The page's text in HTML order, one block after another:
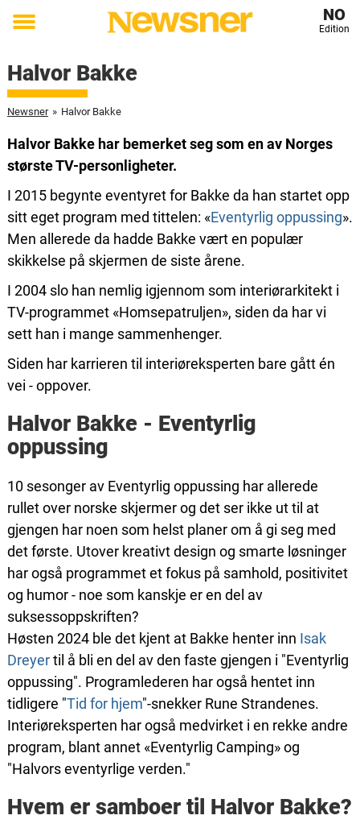
Toggle
NO
Edition
Halvor Bakke
Newsner » Halvor Bakke
Halvor Bakke har bemerket seg som en av Norges
største TV-personligheter.
I 2015 begynte eventyret for Bakke da han startet opp
sitt eget program med tittelen: «Eventyrlig oppussing».
Men allerede da hadde Bakke vært en populær
skikkelse på skjermen de siste årene.
I 2004 slo han nemlig igjennom som interiørarkitekt i
TV-programmet «Homsepatruljen», siden da har vi
sett han i mange sammenhenger.
Siden har karrieren til interiøreksperten bare gått én
vei - oppover.
Halvor Bakke - Eventyrlig
oppussing
10 sesonger av Eventyrlig oppussing har allerede
rullet over norske skjermer og det ser ikke ut til at
gjengen har noen som helst planer om å gi seg med
det første. Utover kreativt design og smarte løsninger
har også programmet et fokus på samhold, positivitet
og humor - noe som kanskje er en del av
suksessoppskriften?
Høsten 2024 ble det kjent at Bakke henter inn Isak
Dreyertil å bli en del av den faste gjengen i "Eventyrlig
oppussing". Programlederen har også hentet inn
tidligere "Tid for hjem"-snekker Rune Strandenes.
Interiøreksperten har også medvirket i en rekke andre
program, blant annet «Eventyrlig Camping» og
"Halvors eventyrlige verden."
Hvem er samboer til Halvor Bakke?